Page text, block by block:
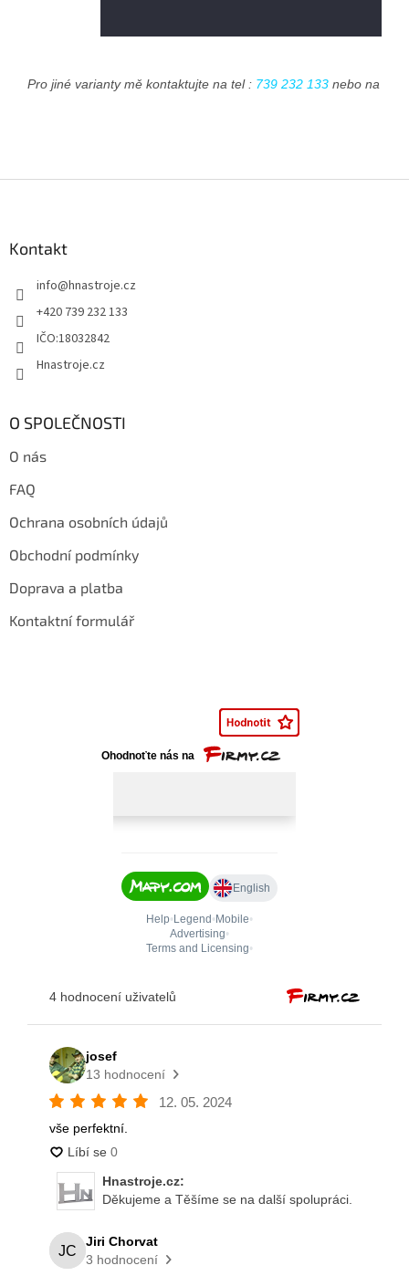
Pro jiné varianty mě kontaktujte na tel : 739 232 133 nebo na
Kontakt
info@hnastroje.cz
+420 739 232 133
IČO:18032842
Hnastroje.cz
O SPOLEČNOSTI
O nás
FAQ
Ochrana osobních údajů
Obchodní podmínky
Doprava a platba
Kontaktní formulář